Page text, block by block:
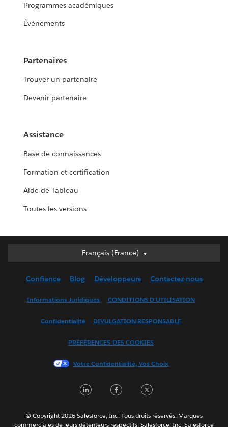
Programmes académiques
Événements
Partenaires
Trouver un partenaire
Devenir partenaire
Assistance
Base de connaissances
Formation et certification
Aide de Tableau
Toutes les versions
Français (France)
Français (France)
English (UK)
Français (Canada)
한국어
Português
ไทย
Confiance Blog Développeurs Contactez-nous
Informations Juridiques CONDITIONS D'UTILISATION
Confidentialité DIVULGATION RESPONSABLE
PRÉFÉRENCES DES COOKIES
Votre Confidentialité, Vos Choix
LinkedInFacebook
© Copyright 2026 Salesforce, Inc. Tous droits réservés. Marques
commerciales de leurs détenteurs respectifs. Salesforce, Inc. Salesforce